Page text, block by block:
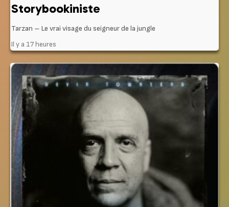
Storybookiniste
Tarzan – Le vrai visage du seigneur de la jungle
Il y a 17 heures